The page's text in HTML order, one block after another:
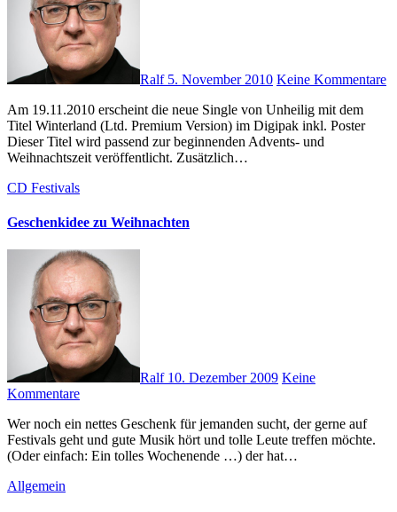
Ralf 5. November 2010 Keine Kommentare
Am 19.11.2010 erscheint die neue Single von Unheilig mit dem
Titel Winterland (Ltd. Premium Version) im Digipak inkl. Poster
Dieser Titel wird passend zur beginnenden Advents- und
Weihnachtszeit veröffentlicht. Zusätzlich…
CD Festivals
Geschenkidee zu Weihnachten
Ralf 10. Dezember 2009 Keine
Kommentare
Wer noch ein nettes Geschenk für jemanden sucht, der gerne auf
Festivals geht und gute Musik hört und tolle Leute treffen möchte.
(Oder einfach: Ein tolles Wochenende …) der hat…
Allgemein